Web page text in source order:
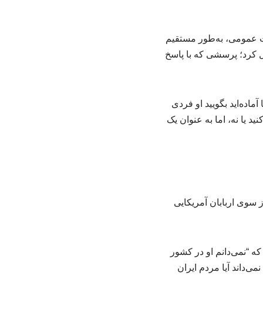
عمومی، به‌طور مستقیم
کرد؛ پرسشی که با پاسخ
بگویید او فردی
یا نه، اما به عنوان یک
اربابان آمریکایی
“نمی‌دانم او در کشور
آیا مردم ایران